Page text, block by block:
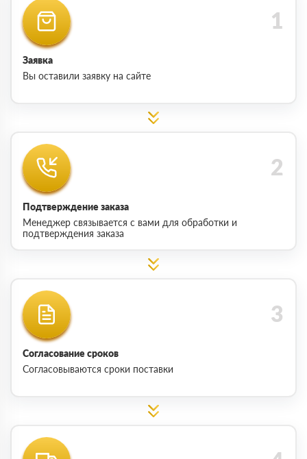
Заявка
Вы оставили заявку на сайте
Подтверждение заказа
Менеджер связывается с вами для обработки и
подтверждения заказа
Согласование сроков
Согласовываются сроки поставки